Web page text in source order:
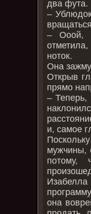
два фута.
–
– Ооой,
ноток.
Она
Открыв
прямо
– Теперь,
и, самое
мужчины,
потому,
она